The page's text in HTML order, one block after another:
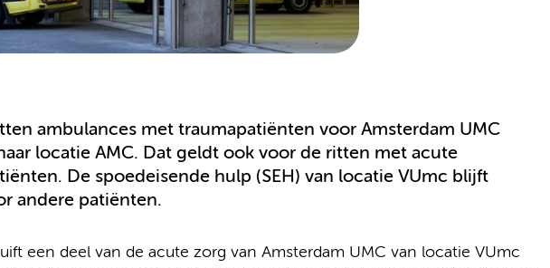
ambulances met traumapatiënten voor Amsterdam UMC
locatie AMC. Dat geldt ook voor de ritten met acute
De spoedeisende hulp (SEH) van locatie VUmc blijft
andere patiënten.
een deel van de acute zorg van Amsterdam UMC van locatie VUmc